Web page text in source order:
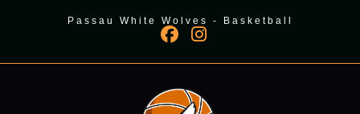
Passau White Wolves - Basketball